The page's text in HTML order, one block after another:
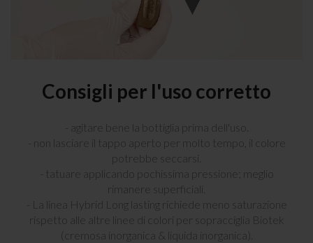
Consigli per l'uso corretto
- agitare bene la bottiglia prima dell'uso.
- non lasciare il tappo aperto per molto tempo, il colore
potrebbe seccarsi.
- tatuare applicando pochissima pressione; meglio
rimanere superficiali.
- La linea Hybrid Long lasting richiede meno saturazione
rispetto alle altre linee di colori per sopracciglia Biotek
(cremosa inorganica & liquida inorganica).